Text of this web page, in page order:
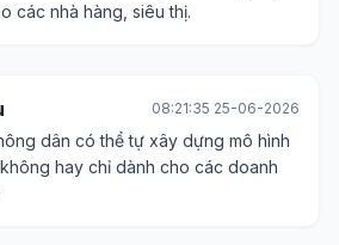
các nhà hàng, siêu thị.
08:21:35 25-06-2026
dân có thể tự xây dựng mô hình
hay chỉ dành cho các doanh